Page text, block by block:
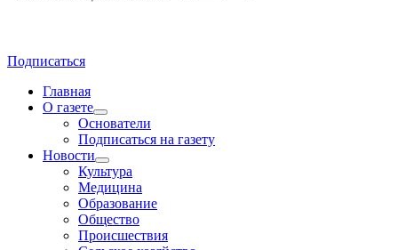
Подписаться
Главная
О газете
Основатели
Подписаться на газету
Новости
Культура
Медицина
Образование
Общество
Происшествия